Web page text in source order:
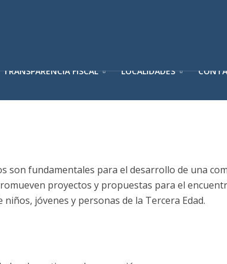
TRANSPARENCIA FISCAL LOCALIDADES
son fundamentales para el desarrollo de una
proyectos y propuestas para el
jóvenes y personas de la Tercera Edad.